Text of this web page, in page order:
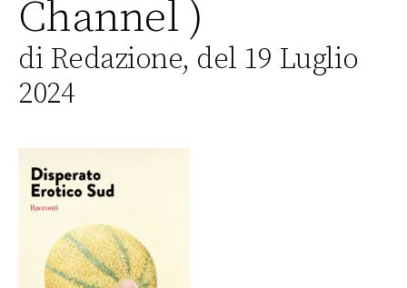
Channel )
di Redazione, del 19 Luglio
2024